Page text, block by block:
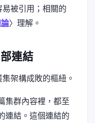
被引用；相關的
〉理解。
連結
架構成敗的樞紐。
集群內容裡，都至
連結。這個連結的